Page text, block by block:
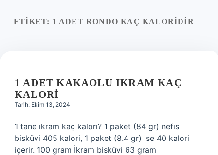
Yasal Uyarı
ETIKET: 1 ADET RONDO KAÇ KALORIDIR
1 ADET KAKAOLU IKRAM KAÇ
KALORI
Tarih: Ekim 13, 2024
1 tane ikram kaç kalori? 1 paket (84 gr) nefis
bisküvi 405 kalori, 1 paket (8.4 gr) ise 40 kalori
içerir. 100 gram İkram bisküvi 63 gram